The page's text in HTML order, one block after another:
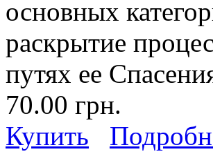
основных
раскрытие
путях ее
70.00 грн.
Купить